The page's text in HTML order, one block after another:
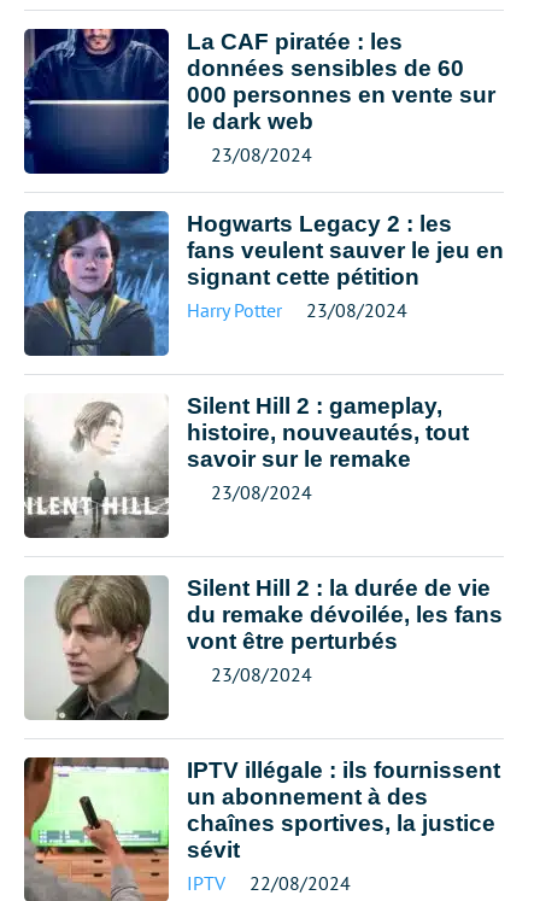
La CAF piratée : les
données sensibles de 60
000 personnes en vente sur
le dark web
23/08/2024
Hogwarts Legacy 2 : les
fans veulent sauver le jeu en
signant cette pétition
Harry Potter 23/08/2024
Silent Hill 2 : gameplay,
histoire, nouveautés, tout
savoir sur le remake
23/08/2024
Silent Hill 2 : la durée de vie
du remake dévoilée, les fans
vont être perturbés
23/08/2024
IPTV illégale : ils fournissent
un abonnement à des
chaînes sportives, la justice
sévit
IPTV 22/08/2024